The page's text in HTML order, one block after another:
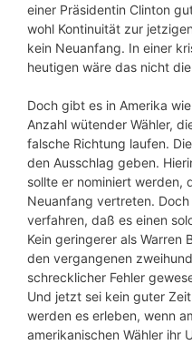
einer Präsidentin Clinton
wohl Kontinuität zur
kein Neuanfang. In einer
heutigen wäre das nicht
Doch gibt es in Amerika
Anzahl wütender Wähler,
falsche Richtung laufen.
den Ausschlag geben.
sollte er nominiert werden,
Neuanfang vertreten.
verfahren, daß es einen
Kein geringerer als
den vergangenen
schrecklicher Fehler
Und jetzt sei kein guter
werden es erleben, wenn
amerikanischen Wähler ihr